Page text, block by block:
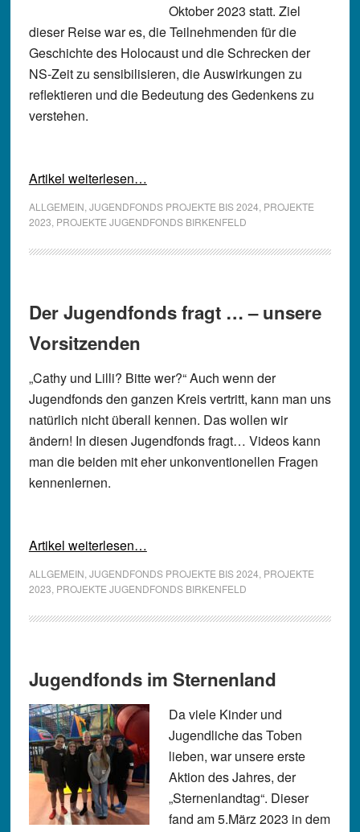
Oktober 2023 statt. Ziel
dieser Reise war es, die Teilnehmenden für die
Geschichte des Holocaust und die Schrecken der
NS-Zeit zu sensibilisieren, die Auswirkungen zu
reflektieren und die Bedeutung des Gedenkens zu
verstehen.
Artikel weiterlesen…
ALLGEMEIN JUGENDFONDS PROJEKTE BIS 2024 PROJEKTE
2023 PROJEKTE JUGENDFONDS BIRKENFELD
Der Jugendfonds fragt … – unsere
Vorsitzenden
„Cathy und Lilli? Bitte wer?“ Auch wenn der
Jugendfonds den ganzen Kreis vertritt, kann man uns
natürlich nicht überall kennen. Das wollen wir
ändern! In diesen Jugendfonds fragt… Videos kann
man die beiden mit eher unkonventionellen Fragen
kennenlernen.
Artikel weiterlesen…
ALLGEMEIN JUGENDFONDS PROJEKTE BIS 2024 PROJEKTE
2023 PROJEKTE JUGENDFONDS BIRKENFELD
Jugendfonds im Sternenland
Da viele Kinder und
Jugendliche das Toben
lieben, war unsere erste
Aktion des Jahres, der
„Sternenlandtag“. Dieser
fand am 5.März 2023 in dem